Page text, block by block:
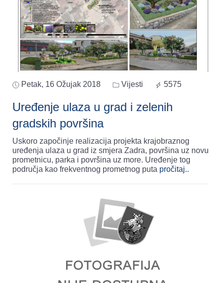
Petak, 16 Ožujak 2018 Vijesti 5575
Uređenje ulaza u grad i zelenih
gradskih površina
Uskoro započinje realizacija projekta krajobraznog
uređenja ulaza u grad iz smjera Zadra, površina uz novu
prometnicu, parka i površina uz more. Uređenje tog
područja kao frekventnog prometnog puta pročitaj..